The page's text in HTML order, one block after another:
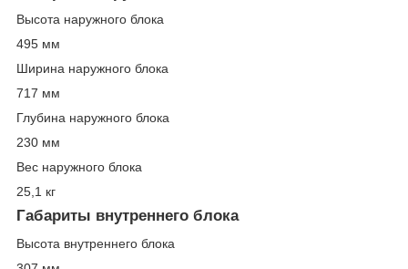
Высота наружного блока
495 мм
Ширина наружного блока
717 мм
Глубина наружного блока
230 мм
Вес наружного блока
25,1 кг
Габариты внутреннего блока
Высота внутреннего блока